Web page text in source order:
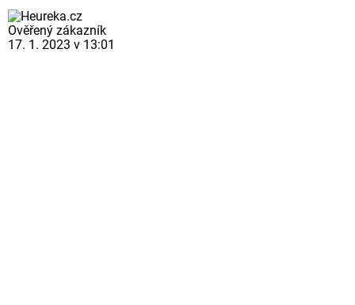
Ověřený zákazník
17. 1. 2023 v 13:01